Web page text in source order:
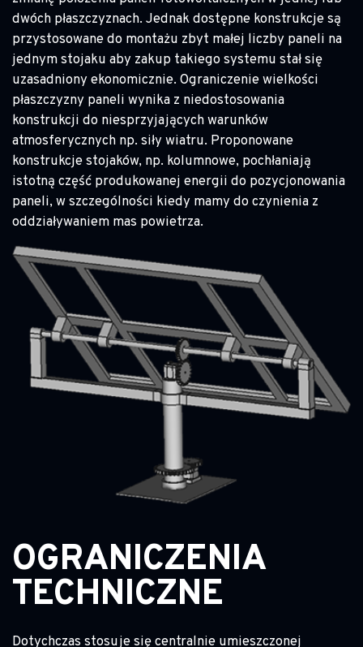
dwóch płaszczyznach. Jednak dostępne konstrukcje są
przystosowane do montażu zbyt małej liczby paneli na
jednym stojaku aby zakup takiego systemu stał się
uzasadniony ekonomicznie. Ograniczenie wielkości
płaszczyzny paneli wynika z niedostosowania
konstrukcji do niesprzyjających warunków
atmosferycznych np. siły wiatru. Proponowane
konstrukcje stojaków, np. kolumnowe, pochłaniają
istotną część produkowanej energii do pozycjonowania
paneli, w szczególności kiedy mamy do czynienia z
oddziaływaniem mas powietrza.
OGRANICZENIA
TECHNICZNE
Dotychczas stosuje się centralnie umieszczonej